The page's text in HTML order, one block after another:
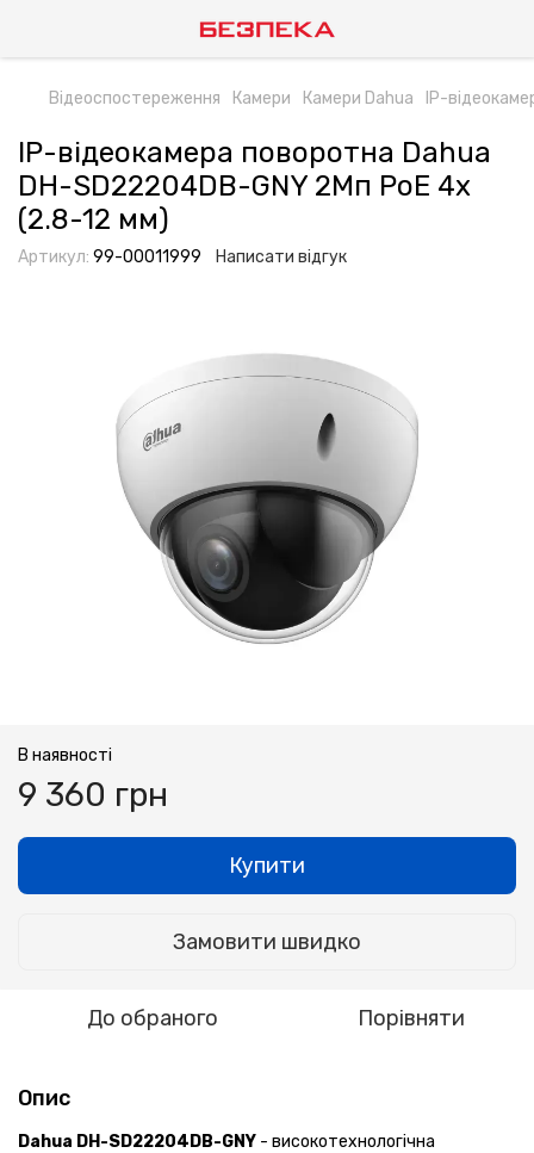
Відеоспостереження Камери Камери Dahua IP-
IP-відеокамера поворотна Dahua
DH-SD22204DB-GNY 2Мп PoE 4x
(2.8-12 мм)
Артикул: 99-00011999 Написати відгук
В наявності
9 360 грн
Купити
Замовити швидко
До обраного Порівняти
Опис
Dahua DH-SD22204DB-GNY - високотехнологічна